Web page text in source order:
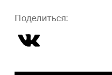
Поделиться: